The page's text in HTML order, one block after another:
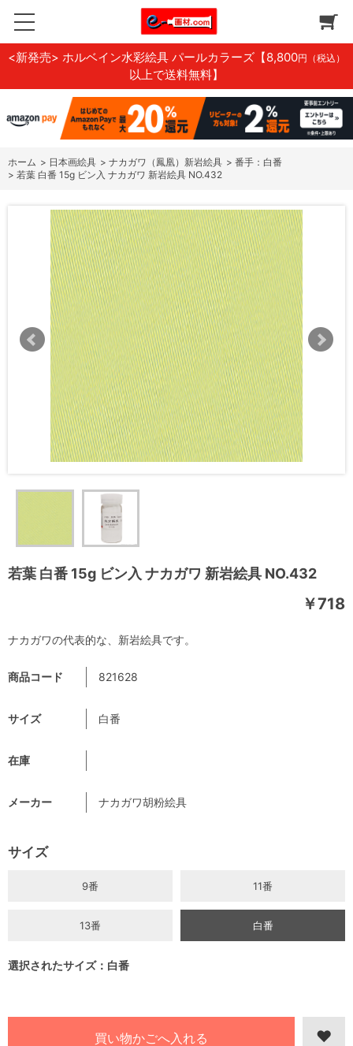
<新発売> ホルベイン水彩絵具 パールカラーズ 【8,800円（税込）
以上で送料無料】
ホーム > 日本画絵具 > ナカガワ（鳳凰）新岩絵具 > 番手：白番
> 若葉 白番 15g ビン入 ナカガワ 新岩絵具 NO.432
若葉 白番 15g ビン入 ナカガワ 新岩絵具 NO.432
￥718
商品コード 821628
サイズ 白番
在庫
メーカー ナカガワ胡粉絵具
サイズ
9番 11番
13番 白番
選択されたサイズ：白番
ナカガワの代表的な、新岩絵具です。